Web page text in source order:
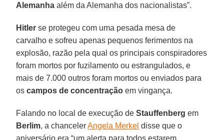
Alemanha além da Alemanha dos nacionalistas”.
Hitler se protegeu com uma pesada mesa de
carvalho e sofreu apenas pequenos ferimentos na
explosão, razão pela qual os principais conspiradores
foram mortos por fuzilamento ou estrangulados, e
mais de 7.000 outros foram mortos ou enviados para
oscampos de concentração em vingança.
Falando no local de execução deStauffenberg em
Berlim, a chancelerAngela Merkel disse que o
aniversário era “um alerta para todos estarem